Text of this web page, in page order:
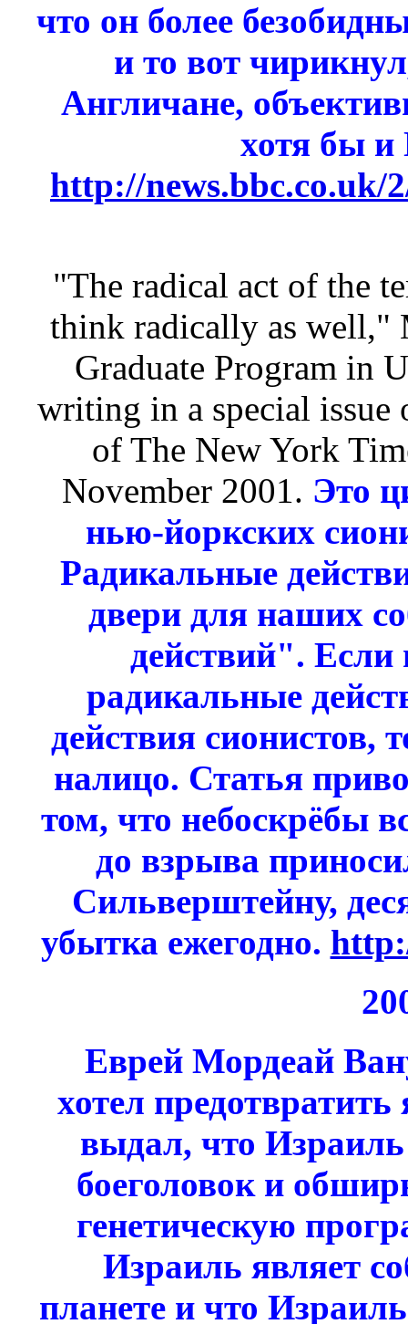
что он более
и то вот
Англичане,
хотя бы
http://news.bbc.co.uk/
"The radical act of the
think radically as well,"
Graduate Program in
writing in a special issue
of The New York
November 2001. Это
нью-йоркских
Радикальные
двери для наших
действий". Если
радикальные
действия сионистов,
налицо. Статья
том, что небоскрёбы
до взрыва
Сильверштейну,
убытка ежегодно.
Еврей Мордеай
хотел
выдал, что
боеголовок и
генетическую
Израиль являет
планете и что